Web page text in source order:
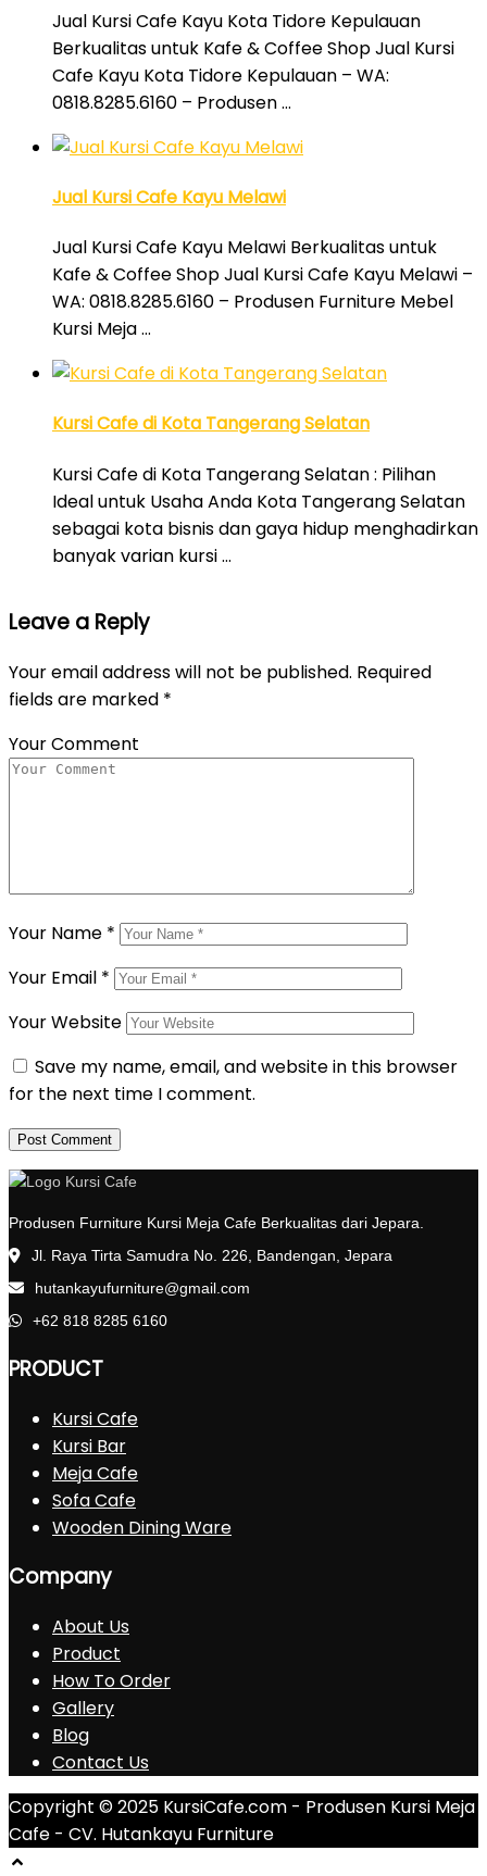
Jual Kursi Cafe Kayu Kota Tidore Kepulauan
Berkualitas untuk Kafe & Coffee Shop Jual Kursi
Cafe Kayu Kota Tidore Kepulauan – WA:
0818.8285.6160 – Produsen …
Jual Kursi Cafe Kayu Melawi
Jual Kursi Cafe Kayu Melawi Berkualitas untuk
Kafe & Coffee Shop Jual Kursi Cafe Kayu Melawi –
WA: 0818.8285.6160 – Produsen Furniture Mebel
Kursi Meja …
Kursi Cafe di Kota Tangerang Selatan
Kursi Cafe di Kota Tangerang Selatan : Pilihan
Ideal untuk Usaha Anda Kota Tangerang Selatan
sebagai kota bisnis dan gaya hidup menghadirkan
banyak varian kursi …
Leave a Reply
Your email address will not be published. Required
fields are marked *
Your Comment
Your Name *
Your Email *
Your Website
Save my name, email, and website in this browser
for the next time I comment.
Produsen Furniture Kursi Meja Cafe Berkualitas dari Jepara.
Jl. Raya Tirta Samudra No. 226, Bandengan, Jepara
hutankayufurniture@gmail.com
+62 818 8285 6160
PRODUCT
Kursi Cafe
Kursi Bar
Meja Cafe
Sofa Cafe
Wooden Dining Ware
Company
About Us
Product
How To Order
Gallery
Blog
Contact Us
Copyright © 2025 KursiCafe.com - Produsen Kursi Meja
Cafe - CV. Hutankayu Furniture